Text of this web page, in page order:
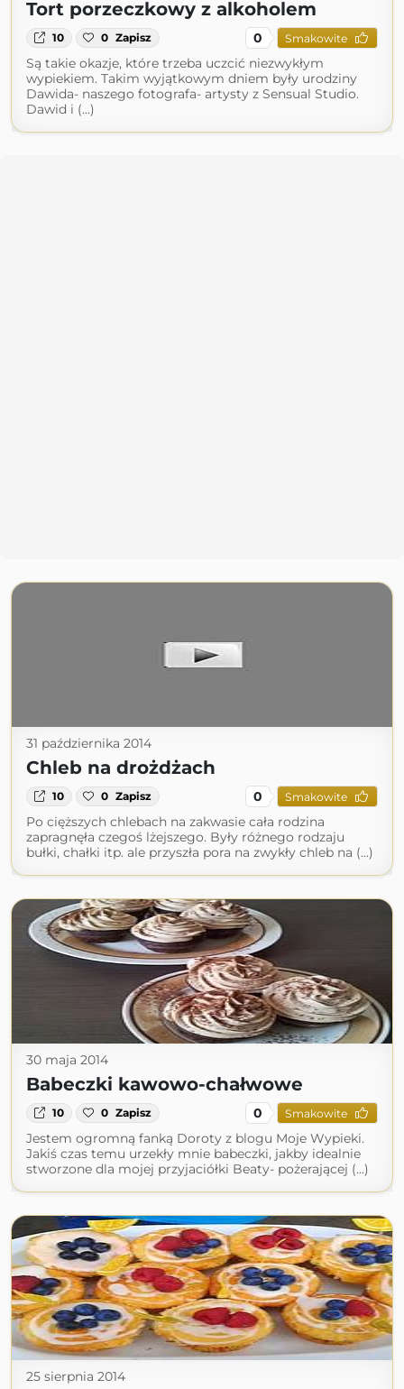
Tort porzeczkowy z alkoholem
10 0 Zapisz 0 Smakowite
Są takie okazje, które trzeba uczcić niezwykłym
wypiekiem. Takim wyjątkowym dniem były urodziny
Dawida- naszego fotografa- artysty z Sensual Studio.
Dawid i (...)
31 października 2014
Chleb na drożdżach
10 0 Zapisz 0 Smakowite
Po cięższych chlebach na zakwasie cała rodzina
zapragnęła czegoś lżejszego. Były różnego rodzaju
bułki, chałki itp. ale przyszła pora na zwykły chleb na (...)
30 maja 2014
Babeczki kawowo-chałwowe
10 0 Zapisz 0 Smakowite
Jestem ogromną fanką Doroty z blogu Moje Wypieki.
Jakiś czas temu urzekły mnie babeczki, jakby idealnie
stworzone dla mojej przyjaciółki Beaty- pożerającej (...)
25 sierpnia 2014